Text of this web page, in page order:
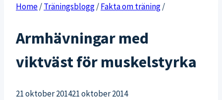
Home/Träningsblogg/Fakta om träning/
Armhävningar med
viktväst för muskelstyrka
21 oktober 201421 oktober 2014